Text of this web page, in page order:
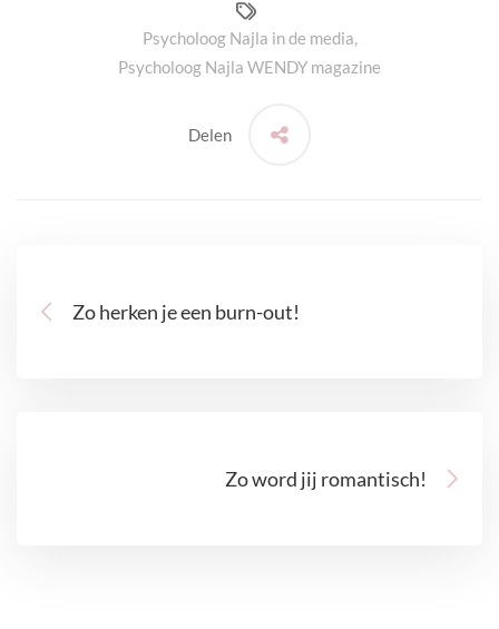
Psycholoog Najla in de media,
Psycholoog Najla WENDY magazine
Delen
Zo herken je een burn-out!
Zo word jij romantisch!